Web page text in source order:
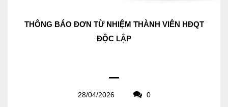
THÔNG BÁO ĐƠN TỪ NHIỆM THÀNH VIÊN HĐQT
ĐỘC LẬP
28/04/2026 0